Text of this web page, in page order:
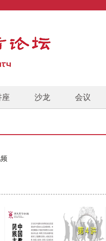
座 沙龙 会议